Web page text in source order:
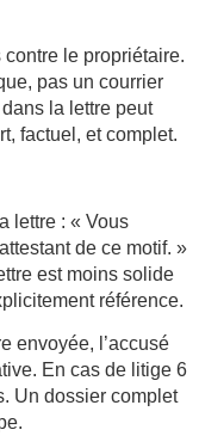
le propriétaire.
pas un courrier
la lettre peut
factuel, et complet.
lettre : « Vous
de ce motif. »
est moins solide
référence.
envoyée, l’accusé
En cas de litige 6
Un dossier complet